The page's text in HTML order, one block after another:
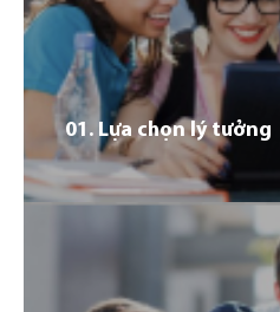
01. Lựa chọn lý tưởng